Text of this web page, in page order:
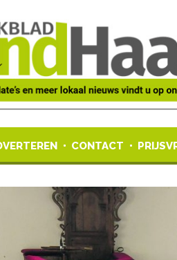
CONTACT